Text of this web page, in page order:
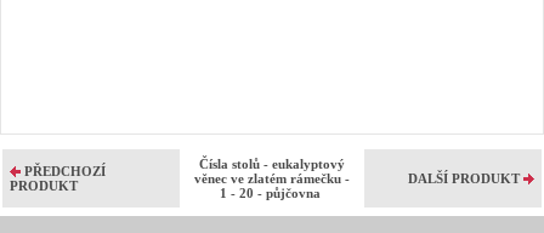
PŘEDCHOZÍ
PRODUKT
Čísla stolů - eukalyptový
věnec ve zlatém rámečku -
1 - 20 - půjčovna
DALŠÍ PRODUKT